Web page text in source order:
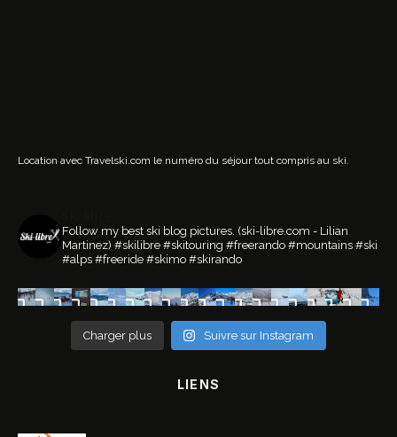
Location avec Travelski.com le numéro du séjour tout compris au ski.
Follow my best ski blog pictures. (ski-libre.com - Lilian
Martinez) #skilibre #skitouring #freerando #mountains #ski
#alps #freeride #skimo #skirando
Charger plus Suivre sur Instagram
LIENS